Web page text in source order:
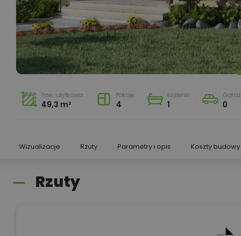
Pow. użytkowa
49,3 m²
Pokoje
4
Łazienki
1
Garaż
0
Wizualizacje Rzuty Parametry i opis Koszty budowy
Rzuty